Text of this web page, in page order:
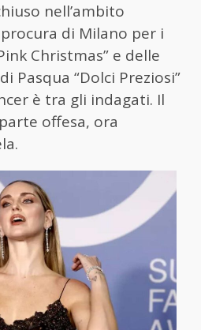
nell’ambito
di Milano per i
Christmas” e delle
Pasqua “Dolci Preziosi”
è tra gli indagati. Il
offesa, ora